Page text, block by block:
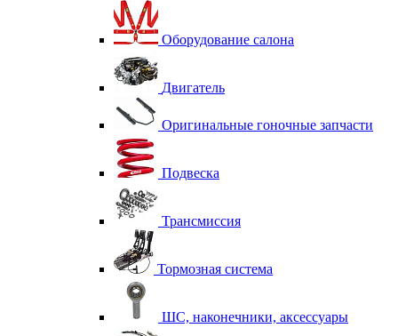
Оборудование салона
Двигатель
Оригинальные гоночные запчасти
Подвеска
Трансмиссия
Тормозная система
ШС, наконечники, аксессуары